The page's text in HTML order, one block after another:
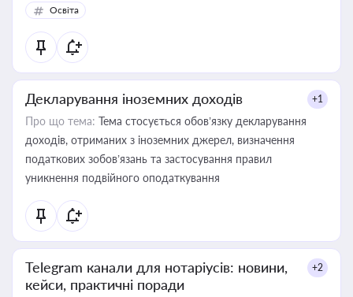
Освіта
Декларування іноземних доходів +1
Про що тема: Тема стосується обов’язку декларування
доходів, отриманих з іноземних джерел, визначення
податкових зобов’язань та застосування правил
уникнення подвійного оподаткування
Telegram канали для нотаріусів: новини,
кейси, практичні поради
+2